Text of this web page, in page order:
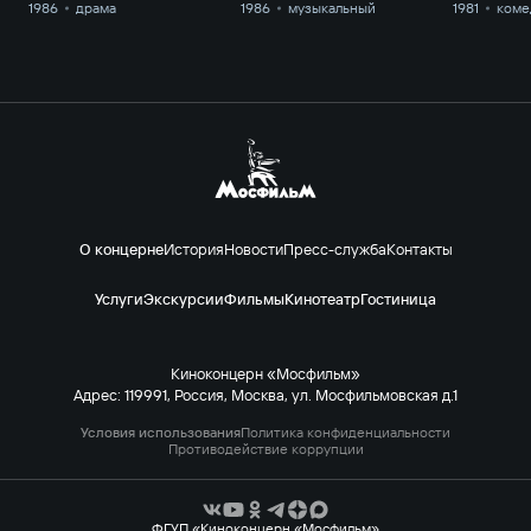
1986 драма 1986 музыкальный 1981
О концернеИсторияНовостиПресс-службаКонтакты
УслугиЭкскурсииФильмыКинотеатрГостиница
Киноконцерн «Мосфильм»
Адрес: 119991, Россия, Москва, ул. Мосфильмовская д.1
Условия использованияПолитика конфиденциальности
Противодействие коррупции